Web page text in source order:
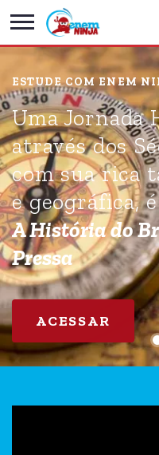
ESTUDE COM ENEM
Uma Jornada
através dos
com sua rica
e geográfica,
A História do
Pressa
ACESSAR